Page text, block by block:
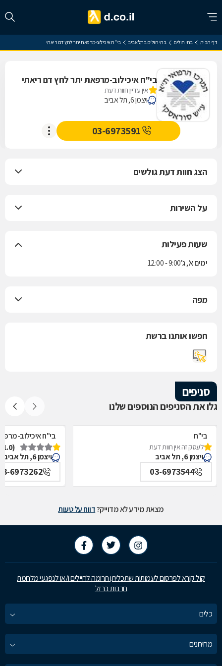
דף הבית בתי חולים בתי חולים בתל אביב בי"ח איכילוב-מרפאת יתר לחץ דם ריאתי
בי"ח איכילוב-מרפאת יתר לחץ דם ריאתי
אין עדיין חוות דעת
ויצמן 6, תל אביב
03-6973591
הצג חוות דעת גולשים
על השירות
שעות פעילות
ימים א', ג'9:00 - 12:00
מפה
חפשו אותנו ברשת
סניפים
גלו את הסניפים הנוספים שלנו
בי"ח
איכילוב-אף,אוזן,גרון,ניתוחי-ראש,צוואר,פה,לסתות-מערך,
תל אביב
לעסק זה אין חוות דעת
ויצמן 6, תל אביב
03-6973544
בי"ח איכילוב-
תל אביב
(1.0)
ויצמן 6, תל אביב
6973262
מצאת מידע לא מדוייק?דווח על טעות
קול קורא לפרסום לעמותות שתכליתן תרומה לחיילים ו/או לנפגעי מלחמת
חרבות ברזל
כלים
מחירונים